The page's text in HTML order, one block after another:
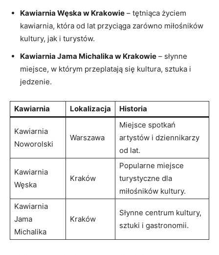
Kawiarnia Węska w ⁣Krakowie – tętniąca życiem
kawiarnia, która ‌od ‍lat przyciąga zarówno miłośników
‌kultury, jak i turystów.
Kawiarnia Jama⁢ Michalika w Krakowie – słynne
miejsce, w ⁤którym ‍przeplatają się kultura, sztuka‍ i
jedzenie.
Kawiarnia Lokalizacja Historia
Kawiarnia
Noworolski
Warszawa
Miejsce spotkań
artystów i dziennikarzy
od lat.
Kawiarnia
Węska
Kraków
Popularne miejsce
turystyczne dla
miłośników​ kultury.
Kawiarnia
Jama
Michalika
Kraków
Słynne centrum kultury,
sztuki i gastronomii.